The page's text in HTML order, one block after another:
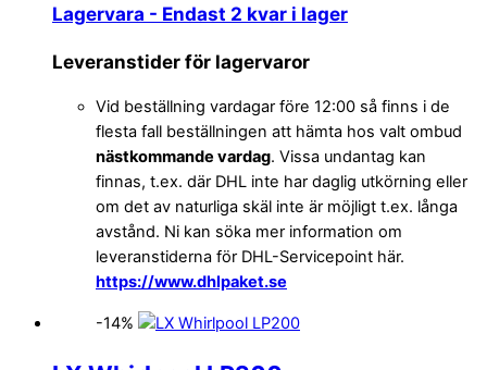
Lagervara - Endast 2 kvar i lager
Leveranstider för lagervaror
Vid beställning vardagar före 12:00 så finns i de
flesta fall beställningen att hämta hos valt ombud
nästkommande vardag. Vissa undantag kan
finnas, t.ex. där DHL inte har daglig utkörning eller
om det av naturliga skäl inte är möjligt t.ex. långa
avstånd. Ni kan söka mer information om
leveranstiderna för DHL-Servicepoint här.
https://www.dhlpaket.se
-14%